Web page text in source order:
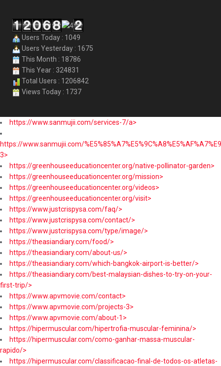
Users Today : 1049
Users Yesterday : 1675
This Month : 18786
This Year : 324831
Total Users : 1206842
Views Today : 1737
https://www.sanmujii.com/services-7/a>
https://www.sanmujii.com/
3>
https://greenhouseeducationcenter.org/native-pollinator-garden>
https://greenhouseeducationcenter.org/mission>
https://greenhouseeducationcenter.org/videos>
https://greenhouseeducationcenter.org/visit>
https://www.justcrispysa.com/faq/>
https://www.justcrispysa.com/contact/>
https://www.justcrispysa.com/type/image/>
https://theasiandiary.com/food/>
https://theasiandiary.com/about-us/>
https://theasiandiary.com/which-bangkok-airport-is-better/>
https://theasiandiary.com/best-malaysian-dishes-to-try-on-your-
first-trip/>
https://www.apvmovie.com/contact>
https://www.apvmovie.com/projects-3>
https://www.apvmovie.com/about-1>
https://hipermuscular.com/hipertrofia-muscular-feminina/>
https://hipermuscular.com/como-ganhar-massa-muscular-
rapido/>
https://hipermuscular.com/classificacao-final-de-todos-os-atletas-